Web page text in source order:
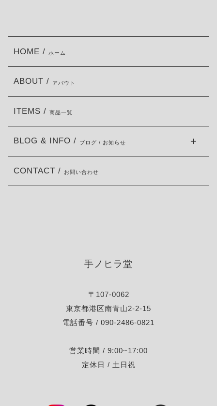
手ノヒラ堂
〒107-0062
東京都港区南青山2-2-15
電話番号 / 090-2486-0821
営業時間 / 9:00~17:00
定休日 / 土日祝
HOME / ホーム
ABOUT / アバウト
ITEMS / 商品一覧
BLOG & INFO / ブログ / お知らせ
CONTACT / お問い合わせ